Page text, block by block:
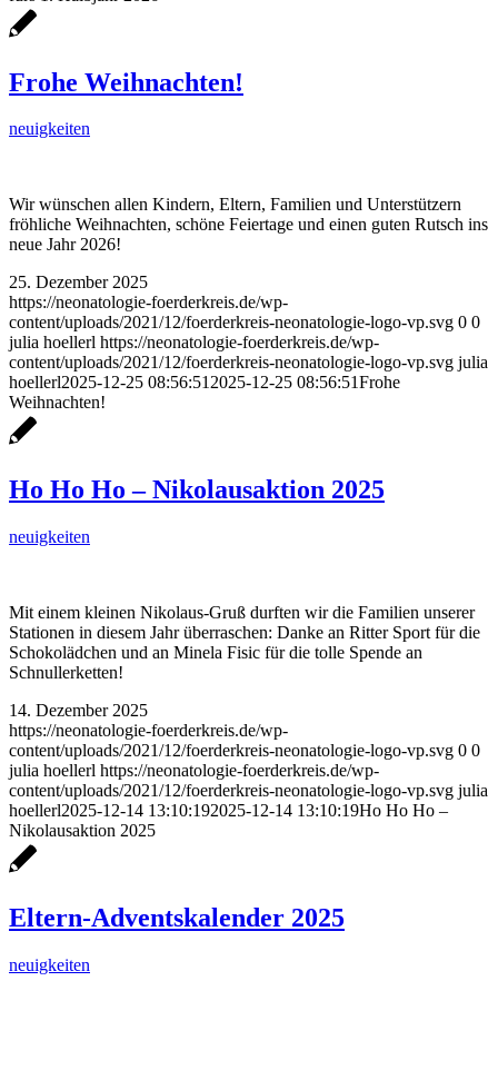
Frohe Weihnachten!
neuigkeiten
Wir wünschen allen Kindern, Eltern, Familien und Unterstützern
fröhliche Weihnachten, schöne Feiertage und einen guten Rutsch ins
neue Jahr 2026!
25. Dezember 2025
https://neonatologie-foerderkreis.de/wp-
content/uploads/2021/12/foerderkreis-neonatologie-logo-vp.svg 0 0
julia hoellerl https://neonatologie-foerderkreis.de/wp-
content/uploads/2021/12/foerderkreis-neonatologie-logo-vp.svg julia
hoellerl2025-12-25 08:56:512025-12-25 08:56:51Frohe
Weihnachten!
Ho Ho Ho – Nikolausaktion 2025
neuigkeiten
Mit einem kleinen Nikolaus-Gruß durften wir die Familien unserer
Stationen in diesem Jahr überraschen: Danke an Ritter Sport für die
Schokolädchen und an Minela Fisic für die tolle Spende an
Schnullerketten!
14. Dezember 2025
https://neonatologie-foerderkreis.de/wp-
content/uploads/2021/12/foerderkreis-neonatologie-logo-vp.svg 0 0
julia hoellerl https://neonatologie-foerderkreis.de/wp-
content/uploads/2021/12/foerderkreis-neonatologie-logo-vp.svg julia
hoellerl2025-12-14 13:10:192025-12-14 13:10:19Ho Ho Ho –
Nikolausaktion 2025
Eltern-Adventskalender 2025
neuigkeiten